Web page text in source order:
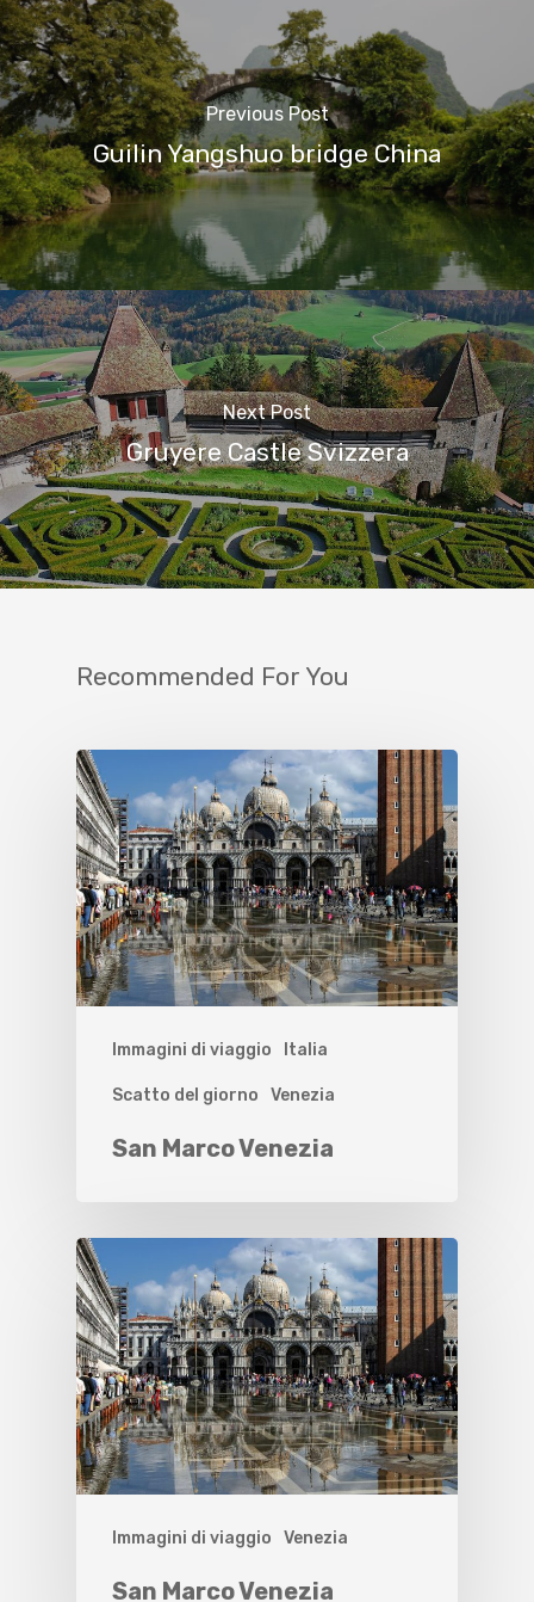
Previous Post
Guilin Yangshuo bridge China
Next Post
Gruyere Castle Svizzera
Recommended For You
Immagini di viaggio Italia
Scatto del giorno Venezia
San Marco Venezia
Immagini di viaggio Venezia
San Marco Venezia